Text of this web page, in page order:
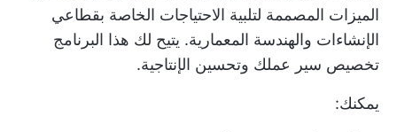
الميزات المصممة لتلبية الاحتياجات الخاصة بقطاعي
الإنشاءات والهندسة المعمارية. يتيح لك هذا البرنامج
تخصيص سير عملك وتحسين الإنتاجية.
يمكنك: